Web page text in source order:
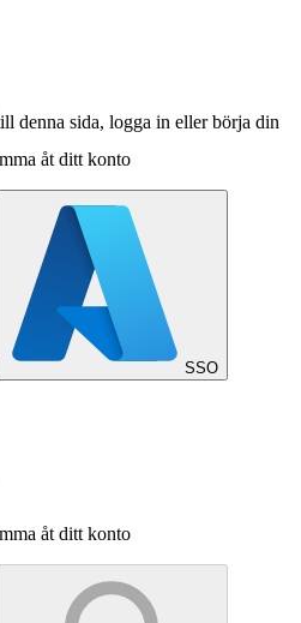
denna sida, logga in eller börja din
åt ditt konto
SSO
åt ditt konto